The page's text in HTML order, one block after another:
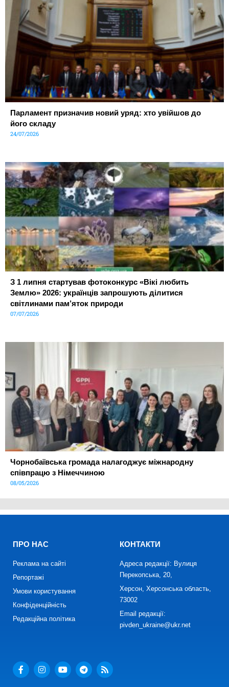
Парламент призначив новий уряд: хто увійшов до
його складу
24/07/2026
З 1 липня стартував фотоконкурс «Вікі любить
Землю» 2026: українців запрошують ділитися
світлинами пам’яток природи
07/07/2026
Чорнобаївська громада налагоджує міжнародну
співпрацю з Німеччиною
08/05/2026
ПРО НАС
Реклама на сайті
Репортажі
Умови користування
Конфіденційність
Редакційна політика
КОНТАКТИ
Адреса редакції: Вулиця
Перекопська, 20,
Херсон, Херсонська область,
73002
Email редакції:
pivden_ukraine@ukr.net